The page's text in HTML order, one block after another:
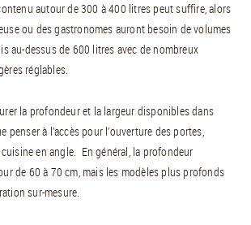
autour de 300 à 400 litres peut suffire, alors
ou des gastronomes auront besoin de volumes
au-dessus de 600 litres avec de nombreux
réglables.
la profondeur et la largeur disponibles dans
penser à l’accès pour l’ouverture des portes,
en angle. En général, la profondeur
de 60 à 70 cm, mais les modèles plus profonds
sur-mesure.